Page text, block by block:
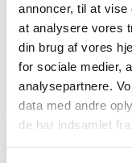
annoncer, til at
at analysere vores
din brug af vores
for sociale medier,
analysepartnere.
data med andre
de har indsamlet
Lev. varenr.
64908009
EAN
5708722369508
EAN-13
5708722369508
Skriv produktanmeldelse